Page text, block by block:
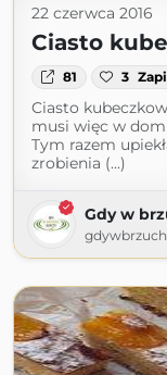
22 czerwca 2016
Ciasto
81 3
Ciasto
musi więc w
Tym razem
zrobienia (...)
Gdy w